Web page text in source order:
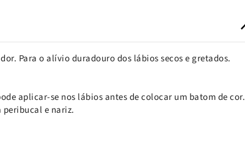
Para o alívio duradouro dos lábios secos e gretados.
aplicar-se nos lábios antes de colocar um batom de cor.
peribucal e nariz.